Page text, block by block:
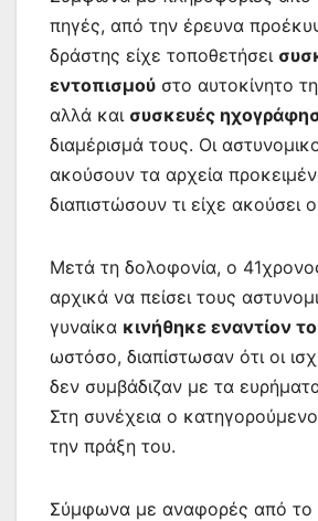
πηγές, από την έρευνα
δράστης είχε τοποθετήσει
εντοπισμού στο αυτοκίνητο
αλλά και συσκευές
διαμέρισμά τους. Οι
ακούσουν τα αρχεία
διαπιστώσουν τι είχε ακούσει
Μετά τη δολοφονία, ο
αρχικά να πείσει τους
γυναίκα κινήθηκε εναντίον
ωστόσο, διαπίστωσαν ότι οι
δεν συμβάδιζαν με τα
Στη συνέχεια ο
την πράξη του.
Σύμφωνα με αναφορές από το